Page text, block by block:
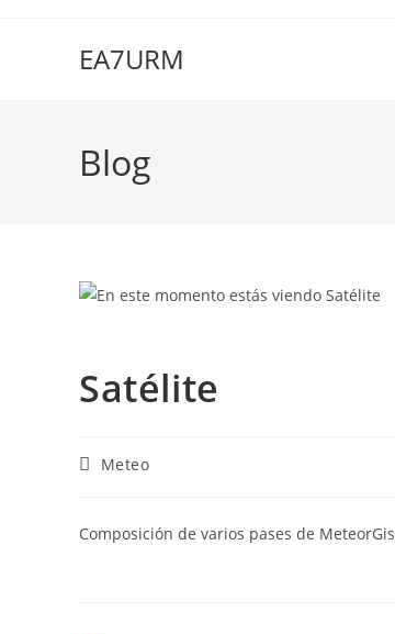
EA7URM
Blog
Satélite
Categoría
entrada:
Meteo
Composición de varios pases de MeteorGis